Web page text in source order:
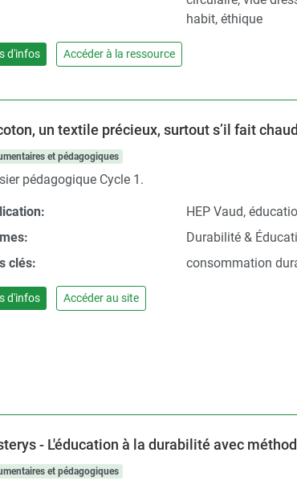
habit, éthique
d'infos Accéder à la ressource
un textile précieux, surtout s’il fait
et pédagogiques
pédagogique Cycle 1.
HEP Vaud,
Durabilité &
clés:
consommation
d'infos Accéder au site
- L'éducation à la durabilité avec
et pédagogiques